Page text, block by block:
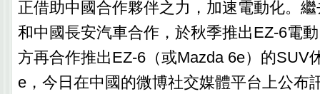
正借助中國合作夥伴之力，加速電動化。
和中國長安汽車合作，於秋季推出EZ-6電
方再合作推出EZ-6（或Mazda 6e）的SUV
e，今日在中國的微博社交媒體平台上公布